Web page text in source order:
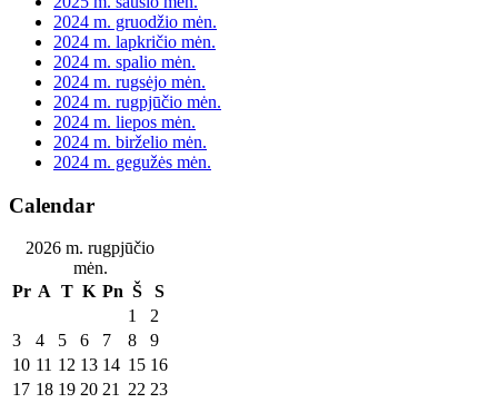
2024 m. gruodžio mėn.
2024 m. lapkričio mėn.
2024 m. spalio mėn.
2024 m. rugsėjo mėn.
2024 m. rugpjūčio mėn.
2024 m. liepos mėn.
2024 m. birželio mėn.
2024 m. gegužės mėn.
Calendar
2026 m. rugpjūčio
mėn.
Pr A T K Pn Š
S
1
2
3
4 5 6 7 8
9
10 11 12 13 14 15 16
17 18 19 20 21 22 23